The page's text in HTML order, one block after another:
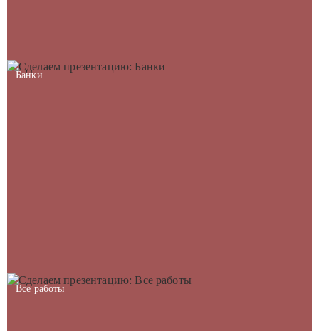
Банки
Все работы